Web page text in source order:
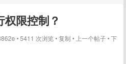
限控制？
5411 次浏览 复制 上一个帖子 下